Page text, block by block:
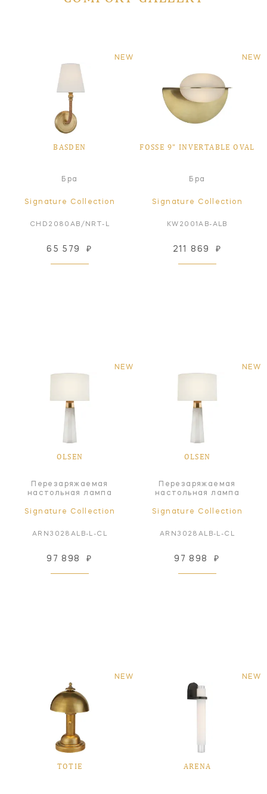
NEW
BASDEN
Бра
Signature Collection
CHD2080AB/NRT-L
65 579 ₽
NEW
FOSSE 9" INVERTABLE OVAL
Бра
Signature Collection
KW2001AB-ALB
211 869 ₽
NEW
OLSEN
Перезаряжаемая
настольная лампа
Signature Collection
ARN3028ALB-L-CL
97 898 ₽
NEW
OLSEN
Перезаряжаемая
настольная лампа
Signature Collection
ARN3028ALB-L-CL
97 898 ₽
NEW
TOTIE
NEW
ARENA